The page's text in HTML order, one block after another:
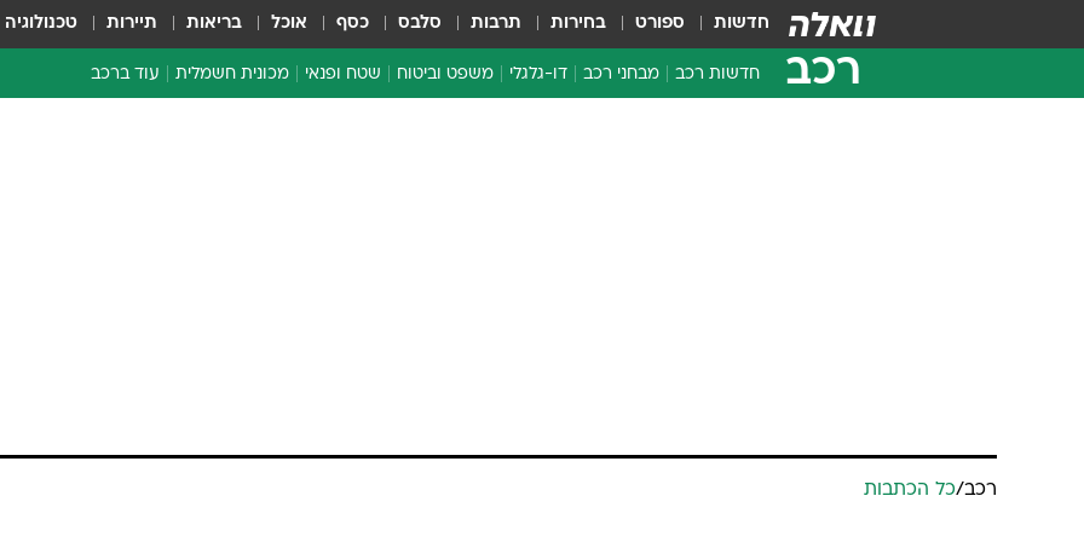
חדשות ספורט בחירות תרבות סלבס כסף אוכל בריאות תיירות טכנולוגיה
רכב חדשות רכב מבחני רכב דו-גלגלי משפט וביטוח שטח ופנאי מכונית חשמלית עוד ברכב
רכב/כל הכתבות